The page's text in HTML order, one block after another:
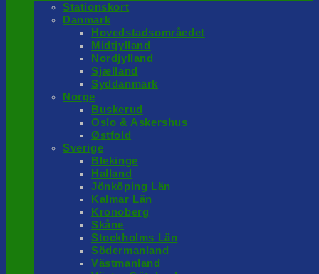
Stationskort
Danmark
Hovedstadsområedet
Midtjylland
Nordjylland
Sjælland
Syddanmark
Norge
Buskerud
Oslo & Askershus
Østfold
Sverige
Blekinge
Halland
Jönköping Län
Kalmar Län
Kronoberg
Skåne
Stockholms Län
Södermanland
Västmanland